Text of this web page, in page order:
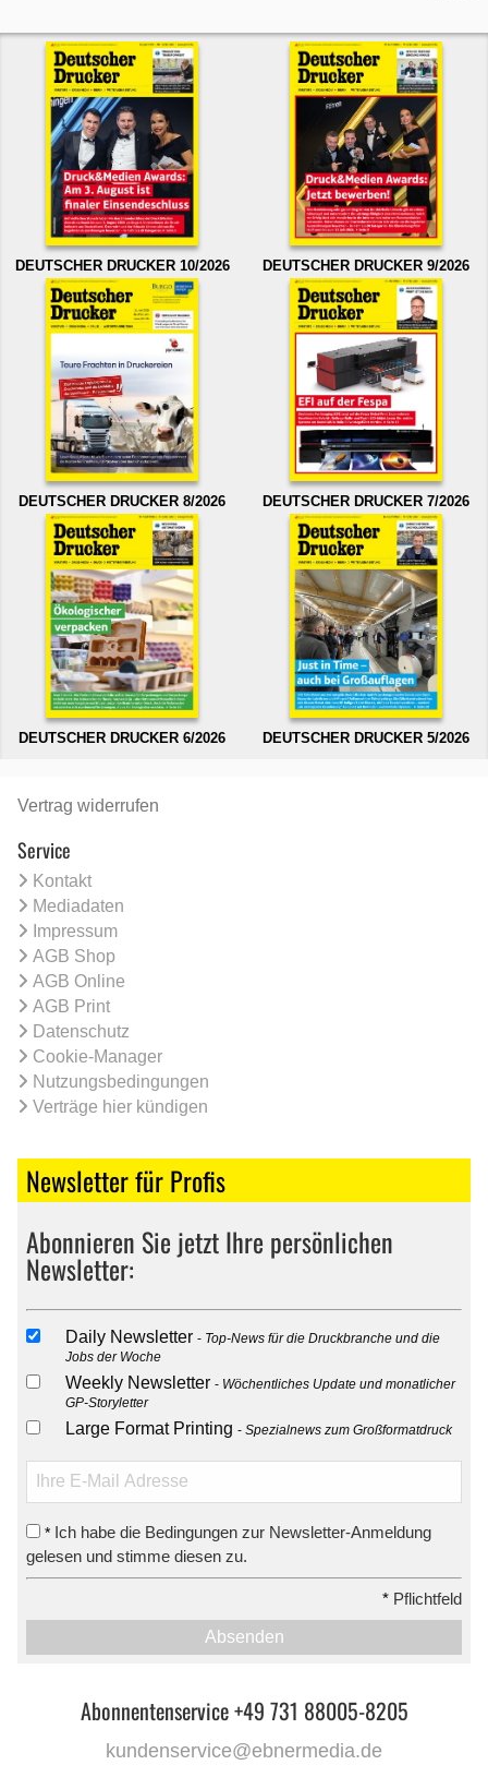
DEUTSCHER DRUCKER 10/2026 DEUTSCHER DRUCKER 9/2026
DEUTSCHER DRUCKER 8/2026 DEUTSCHER DRUCKER 7/2026
DEUTSCHER DRUCKER 6/2026 DEUTSCHER DRUCKER 5/2026
Vertrag widerrufen
Service
Kontakt
Mediadaten
Impressum
AGB Shop
AGB Online
AGB Print
Datenschutz
Cookie-Manager
Nutzungsbedingungen
Verträge hier kündigen
Newsletter für Profis
Abonnieren Sie jetzt Ihre persönlichen
Newsletter:
Daily Newsletter
Top-News für die Druckbranche und die
Jobs der Woche
Weekly Newsletter
Wöchentliches Update und monatlicher
GP-Storyletter
Large Format Printing Spezialnews zum Großformatdruck
* Ich habe die Bedingungen zur Newsletter-Anmeldung
gelesen und stimme diesen zu.
* Pflichtfeld
Absenden
Abonnentenservice +49 731 88005-8205
kundenservice@ebnermedia.de